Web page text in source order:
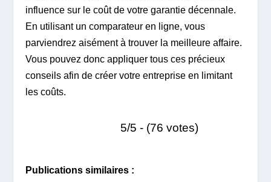
influence sur le coût de votre garantie décennale.
En utilisant un comparateur en ligne, vous
parviendrez aisément à trouver la meilleure affaire.
Vous pouvez donc appliquer tous ces précieux
conseils afin de créer votre entreprise en limitant
les coûts.
5/5 - (76 votes)
Publications similaires :